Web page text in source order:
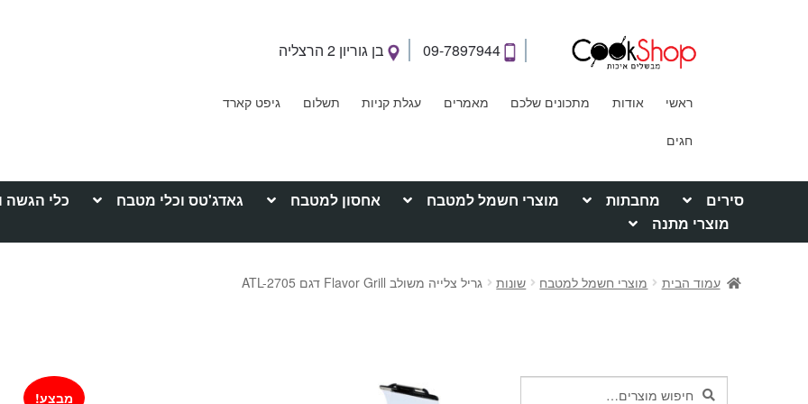
09-7897944 בן גוריון 2 הרצליה
ראשי אודות מתכונים שלכם מאמרים עגלת קניות תשלום גיפט קארד
חגים
סירים מחבתות מוצרי חשמל למטבח אחסון למטבח גאדג'טס וכלי מטבח כלי הגשה
מוצרי מתנה
עמוד הבית מוצרי חשמל למטבח שונות גריל צלייה משולב Flavor Grill דגם ATL-2705
מבצע!
חיפושחיפוש